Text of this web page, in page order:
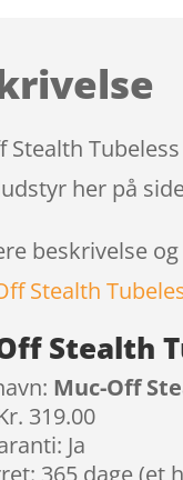
Stealth
her på
beskrivelse
Stealth
Muc-Off
319.00
Ja